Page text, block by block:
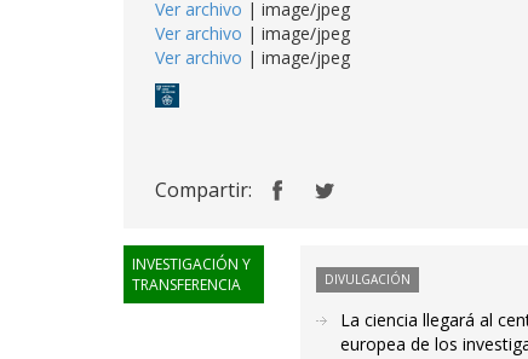
Ver archivo | image/jpeg
Ver archivo | image/jpeg
Ver archivo | image/jpeg
Compartir:
INVESTIGACIÓN Y
TRANSFERENCIA
DIVULGACIÓN
La ciencia llegará al
europea de los